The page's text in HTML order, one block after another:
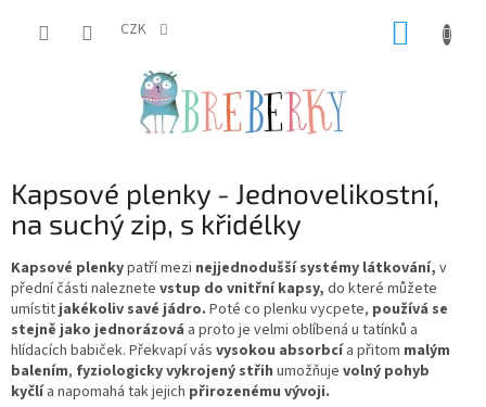
CZK
Kapsové plenky - Jednovelikostní,
na suchý zip, s křidélky
Kapsové plenkypatří mezi nejjednodušší systémy látkování, v
přední části naleznete vstup do vnitřní kapsy, do které můžete
umístit jakékoliv savé jádro. Poté co plenku vycpete, používá se
stejně jako jednorázová a proto je velmi oblíbená u tatínků a
hlídacích babiček. Překvapí vás vysokou absorbcía přitom malým
balením, fyziologicky vykrojený střih umožňuje volný pohyb
kyčlía napomahá tak jejich přirozenému vývoji.